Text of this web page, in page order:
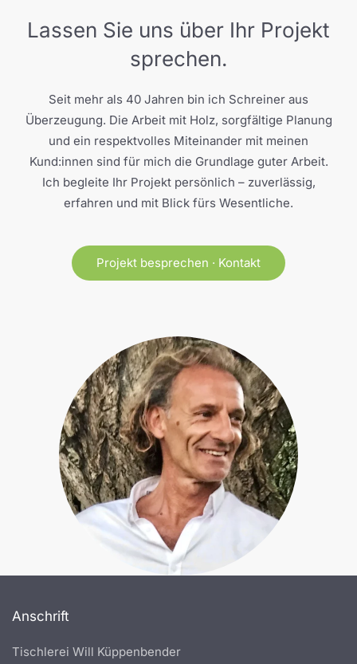
Lassen Sie uns über Ihr Projekt
sprechen.
Seit mehr als 40 Jahren bin ich Schreiner aus
Überzeugung. Die Arbeit mit Holz, sorgfältige Planung
und ein respektvolles Miteinander mit meinen
Kund:innen sind für mich die Grundlage guter Arbeit.
Ich begleite Ihr Projekt persönlich – zuverlässig,
erfahren und mit Blick fürs Wesentliche.
Projekt besprechen · Kontakt
Anschrift
Tischlerei Will Küppenbender